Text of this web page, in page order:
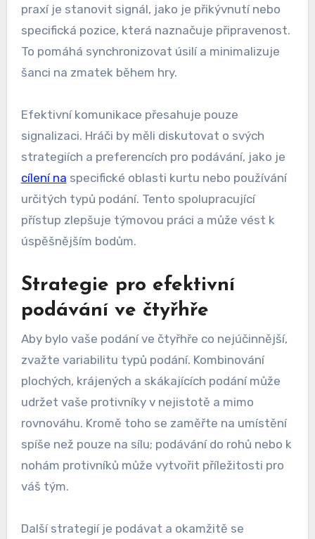
praxí je stanovit signál, jako je přikývnutí nebo
specifická pozice, která naznačuje připravenost.
To pomáhá synchronizovat úsilí a minimalizuje
šanci na zmatek během hry.
Efektivní komunikace přesahuje pouze
signalizaci. Hráči by měli diskutovat o svých
strategiích a preferencích pro podávání, jako je
cílení na specifické oblasti kurtu nebo používání
určitých typů podání. Tento spolupracující
přístup zlepšuje týmovou práci a může vést k
úspěšnějším bodům.
Strategie pro efektivní
podávání ve čtyřhře
Aby bylo vaše podání ve čtyřhře co nejúčinnější,
zvažte variabilitu typů podání. Kombinování
plochých, krájených a skákajících podání může
udržet vaše protivníky v nejistotě a mimo
rovnováhu. Kromě toho se zaměřte na umístění
spíše než pouze na sílu; podávání do rohů nebo k
nohám protivníků může vytvořit příležitosti pro
váš tým.
Další strategií je podávat a okamžitě se